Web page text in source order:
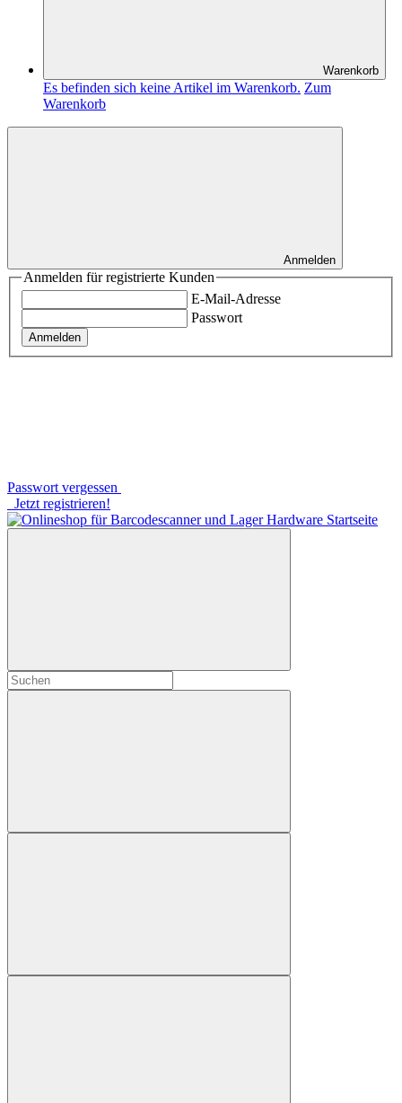
Warenkorb
Es befinden sich keine Artikel im Warenkorb. Zum
Warenkorb
Anmelden
Anmelden für registrierte Kunden
E-Mail-Adresse
Passwort
Anmelden
Passwort vergessen
Jetzt registrieren!